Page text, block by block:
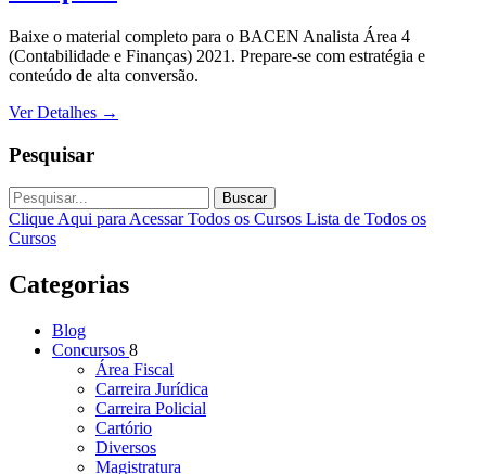
Baixe o material completo para o BACEN Analista Área 4
(Contabilidade e Finanças) 2021. Prepare-se com estratégia e
conteúdo de alta conversão.
Ver Detalhes →
Pesquisar
Buscar
Clique Aqui para Acessar Todos os Cursos Lista de Todos os
Cursos
Categorias
Blog
Concursos 8
Área Fiscal
Carreira Jurídica
Carreira Policial
Cartório
Diversos
Magistratura